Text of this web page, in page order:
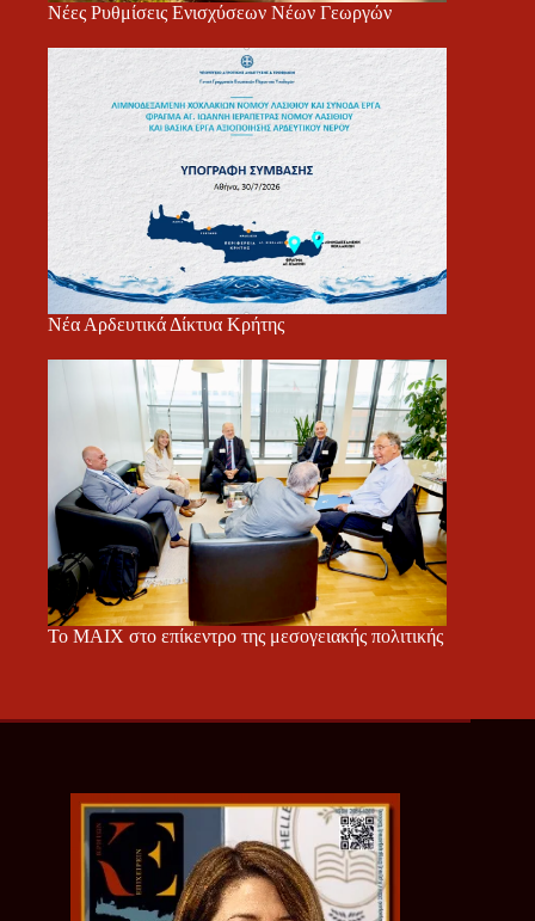
Νέες Ρυθμίσεις Ενισχύσεων Νέων Γεωργών
Νέα Αρδευτικά Δίκτυα Κρήτης
Το ΜΑΙΧ στο επίκεντρο της μεσογειακής πολιτικής